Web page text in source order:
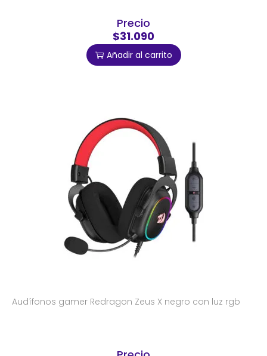
Precio
$31.090
Añadir al carrito
Audífonos gamer Redragon Zeus X negro con luz rgb